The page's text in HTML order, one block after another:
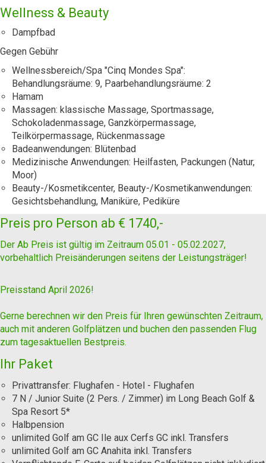
Wellness & Beauty
Dampfbad
Gegen Gebühr
Wellnessbereich/Spa "Cinq Mondes Spa":
Behandlungsräume: 9, Paarbehandlungsräume: 2
Hamam
Massagen: klassische Massage, Sportmassage,
Schokoladenmassage, Ganzkörpermassage,
Teilkörpermassage, Rückenmassage
Badeanwendungen: Blütenbad
Medizinische Anwendungen: Heilfasten, Packungen (Natur,
Moor)
Beauty-/Kosmetikcenter, Beauty-/Kosmetikanwendungen:
Gesichtsbehandlung, Maniküre, Pediküre
Preis pro Person ab € 1740,-
Der Ab Preis ist gültig im Zeitraum 05.01 - 05.02.2027,
vorbehaltlich Preisänderungen seitens der Leistungsträger!
Preisstand April 2026!
Gerne berechnen wir den Preis für Ihren gewünschten Zeitraum,
auch mit anderen Golfplätzen und buchen den passenden Flug
zum tagesaktuellen Bestpreis.
Ihr Paket
Privattransfer: Flughafen - Hotel - Flughafen
7 N / Junior Suite (2 Pers. / Zimmer) im Long Beach Golf &
Spa Resort 5*
Halbpension
unlimited Golf am GC Ile aux Cerfs GC inkl. Transfers
unlimited Golf am GC Anahita inkl. Transfers